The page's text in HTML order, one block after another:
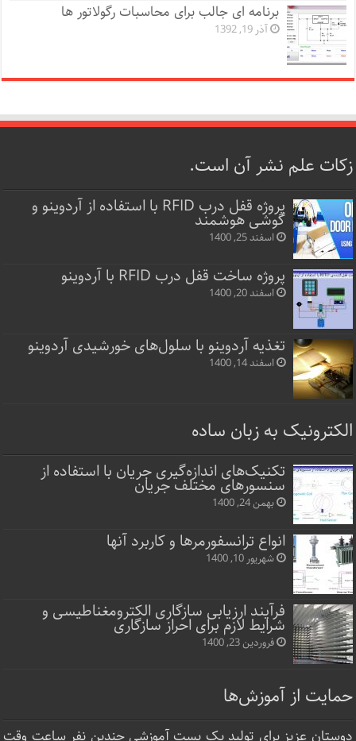
برنامه ای جالب برای محاسبات رگولاتور ها
آذر 19, 1392
زکات علم نشر آن است.
پروژه قفل‌ درب RFID با استفاده از آردوینو و
گوشی هوشمند
اسفند 25, 1400
پروژه ساخت قفل‌ درب RFID با آردوینو
اسفند 20, 1400
تغذیه آردوینو با سلول‌های خورشیدی آردوینو
اسفند 14, 1400
الکترونیک به زبان ساده
تکنیک‌های اندازه‌گیری جریان با استفاده از
سنسورهای مختلف جریان
بهمن 24, 1400
انواع ترانسفورمرها و کاربرد آنها
شهریور 10, 1400
فرآیند ارزیابی سازگاری الکترومغناطیسی و
شرایط لازم برای احراز سازگاری
فروردین 23, 1400
حمایت از آموزش‌ها